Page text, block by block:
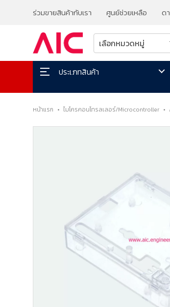
ร่วมขายสินค้ากับเรา ศูนย์ช่วยเหลือ ด
ประเภทสินค้า
หน้าแรก • ไมโครคอนโทรลเลอร์/Microcontroller •